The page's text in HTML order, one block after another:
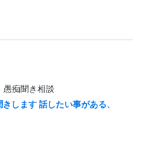
愚痴聞き相談
します 話したい事がある、